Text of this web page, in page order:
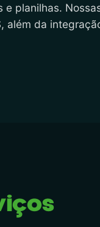
e planilhas.
além da